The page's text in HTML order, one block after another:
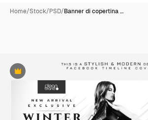
Home/Stock/PSD/Banner di copertina …
Premium